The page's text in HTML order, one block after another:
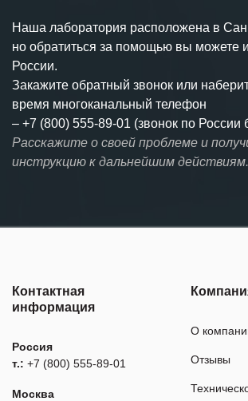
Наша лаборатория расположена в
но обратиться за помощью вы можете
России.
Закажите обратный звонок или
время многоканальный телефон
– +7 (800) 555-89-01 (звонок по России
Расскажите о своей проблеме и
инструкцию к дальнейшим действиям.
Контактная
информация
Россия
т.: +7 (800) 555-89-01
Москва
О
Отзывы